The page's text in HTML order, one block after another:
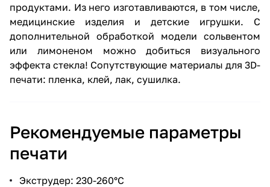
продуктами. Из него изготавливаются, в том числе,
медицинские изделия и детские игрушки. С
дополнительной обработкой модели сольвентом
или лимоненом можно добиться визуального
эффекта стекла! Сопутствующие материалы для 3D-
печати: пленка, клей, лак, сушилка.
Рекомендуемые параметры
печати
Экструдер: 230-260°С